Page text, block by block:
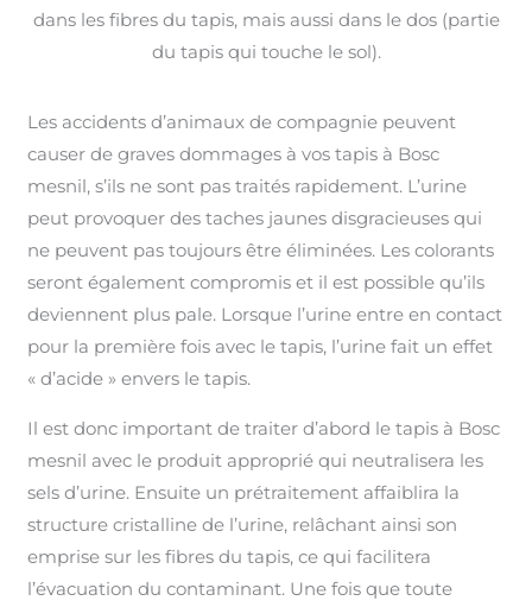
dans les fibres du tapis, mais aussi dans le dos (partie
du tapis qui touche le sol).
Les accidents d’animaux de compagnie peuvent
causer de graves dommages à vos tapis à Bosc
mesnil, s’ils ne sont pas traités rapidement. L’urine
peut provoquer des taches jaunes disgracieuses qui
ne peuvent pas toujours être éliminées. Les colorants
seront également compromis et il est possible qu’ils
deviennent plus pale. Lorsque l’urine entre en contact
pour la première fois avec le tapis, l’urine fait un effet
« d’acide » envers le tapis.
Il est donc important de traiter d’abord le tapis à Bosc
mesnil avec le produit approprié qui neutralisera les
sels d’urine. Ensuite un prétraitement affaiblira la
structure cristalline de l’urine, relâchant ainsi son
emprise sur les fibres du tapis, ce qui facilitera
l’évacuation du contaminant. Une fois que toute